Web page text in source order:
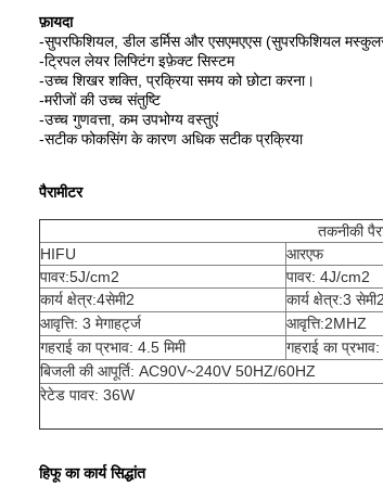
फ़ायदा
-सुपरफिशियल, डील डर्मिस और एसएमएएस (सुपरफिशियल मस्कुलर
-ट्रिपल लेयर लिफ्टिंग इफ़ेक्ट सिस्टम
-उच्च शिखर शक्ति, प्रक्रिया समय को छोटा करना।
-मरीजों की उच्च संतुष्टि
-उच्च गुणवत्ता, कम उपभोग्य वस्तुएं
-सटीक फोकसिंग के कारण अधिक सटीक प्रक्रिया
पैरामीटर
तकनीकी
HIFU
आरएफ
पावर:5J/cm2
पावर: 4J/cm2
कार्य क्षेत्र:4सेमी2
कार्य क्षेत्र:3 सेमी2
आवृत्ति: 3 मेगाहर्ट्ज
आवृत्ति:2MHZ
गहराई का प्रभाव: 4.5 मिमी
गहराई का प्रभाव:
बिजली की आपूर्ति: AC90V~240V 50HZ/60HZ
रेटेड पावर: 36W
हिफू का कार्य सिद्धांत